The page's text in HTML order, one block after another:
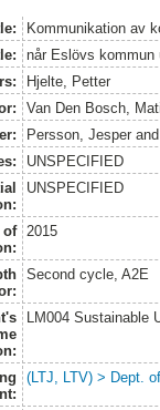
Kommunikation av
når Eslövs kommun
Hjelte, Petter
Van Den Bosch,
Persson, Jesper
UNSPECIFIED
UNSPECIFIED
of
2015
Second cycle, A2E
LM004 Sustainable
(LTJ, LTV) > Dept.